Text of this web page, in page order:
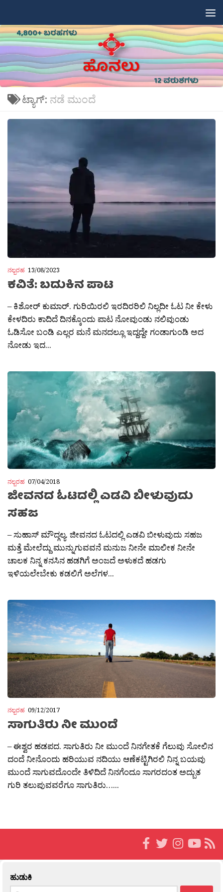
ಟ್ಯಾಗ್: ನಡೆ ಮುಂದೆ
ನಲ್ಬರಹ 13/08/2023
ಕವಿತೆ: ಬದುಕಿನ ಪಾಟ
– ಕಿಶೋರ್ ಕುಮಾರ್. ಗುರಿಯಿರಲಿ ಇರದಿರರಿಲಿ ನಿಲ್ಲದೀ ಓಟ ನೀ ಕೇಳು
ಕೇಳದಿರು ಕಾದಿದೆ ದಿನಕ್ಕೊಂದು ಪಾಟ ನೋವುಂಡು ನಲಿವುಂಡು
ಓಡಿಸೋ ಬಂಡಿ ಎಲ್ಲರ ಮನೆ ಮನದಲ್ಲೂ ಇದ್ದದ್ದೇ ಗಂಡಾಗುಂಡಿ ಅದ
ನೋಡು ಇದ...
ನಲ್ಬರಹ 07/04/2018
ಜೀವನದ ಓಟದಲ್ಲಿ ಎಡವಿ ಬೀಳುವುದು
ಸಹಜ
– ಸುಹಾಸ್ ಮೌದ್ಗಲ್ಯ. ಜೀವನದ ಓಟದಲ್ಲಿ ಎಡವಿ ಬೀಳುವುದು ಸಹಜ
ಮತ್ತೆ ಮೇಲೆದ್ದು ಮುನ್ನುಗುವವನೆ ಮನುಜ ನೀನೇ ಮಾಲೀಕ ನೀನೇ
ಚಾಲಕ ನಿನ್ನ ಕನಸಿನ ಹಡಗಿಗೆ ಅಂಜದೆ ಅಳುಕದೆ ಹಡಗು
ಇಳಿಯಲೇಬೇಕು ಕಡಲಿಗೆ ಅಲೆಗಳ...
ನಲ್ಬರಹ 09/12/2017
ಸಾಗುತಿರು ನೀ ಮುಂದೆ
– ಈಶ್ವರ ಹಡಪದ. ಸಾಗುತಿರು ನೀ ಮುಂದೆ ನಿನಗೇತಕೆ ಗೆಲುವು ಸೋಲಿನ
ದಂದೆ ನೀನೊಂದು ಹರಿಯುವ ನದಿಯು ಆಣೆಕಟ್ಟಿಗಿರಲಿ ನಿನ್ನ ಬಯವು
ಮುಂದೆ ಸಾಗುವದೊಂದೇ ತಿಳಿದಿದೆ ನಿನಗೆಂದೂ ಸಾಗರದಂತ ಅದ್ಬುತ
ಗುರಿ ತಲುಪುವವರೆಗೂ ಸಾಗುತಿರು…...
ಹುಡುಕಿ
Search